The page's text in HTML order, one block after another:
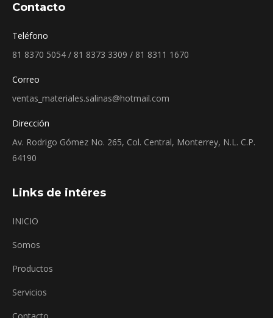
Contacto
Teléfono
81 8370 5054 / 81 8373 3309 / 81 8311 1670
Correo
ventas_materiales.salinas@hotmail.com
Dirección
Av. Rodrigo Gómez No. 265, Col. Central, Monterrey, N.L. C.P.
64190
Links de intéres
INICIO
Somos
Productos
Servicios